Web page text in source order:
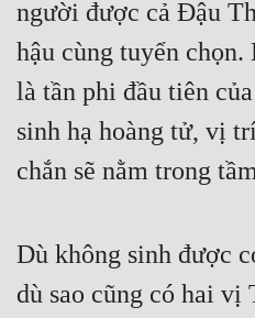
Góc Nhìn Nữ
Huyền Huyễn
Huyền Nghi
Huyền Ảo
Hài Hước
người được cả Đậu
hậu cùng tuyển chọn.
là tần phi đầu tiên
sinh hạ hoàng tử, vị
chắn sẽ nằm trong
Dù không sinh được
dù sao cũng có hai vị